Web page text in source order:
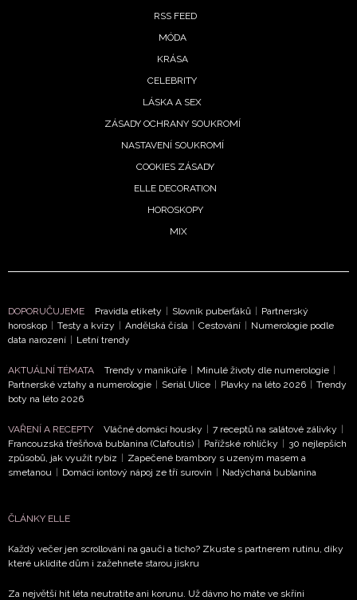
RSS FEED
MÓDA
KRÁSA
CELEBRITY
LÁSKA A SEX
ZÁSADY OCHRANY SOUKROMÍ
NASTAVENÍ SOUKROMÍ
COOKIES ZÁSADY
ELLE DECORATION
HOROSKOPY
MIX
DOPORUČUJEME Pravidla etikety | Slovník puberťáků | Partnerský
horoskop | Testy a kvízy | Andělská čísla | Cestování | Numerologie podle
data narození | Letní trendy
AKTUÁLNÍ TÉMATA Trendy v manikúře | Minulé životy dle numerologie |
Partnerské vztahy a numerologie | Seriál Ulice | Plavky na léto 2026 | Trendy
boty na léto 2026
VAŘENÍ A RECEPTY Vláčné domácí housky | 7 receptů na salátové zálivky |
Francouzská třešňová bublanina (Clafoutis) | Pařížské rohlíčky | 30 nejlepších
způsobů, jak využít rybíz | Zapečené brambory s uzeným masem a
smetanou | Domácí iontový nápoj ze tří surovin | Nadýchaná bublanina
ČLÁNKY ELLE
Každý večer jen scrollování na gauči a ticho? Zkuste s partnerem rutinu, díky
které uklidíte dům i zažehnete starou jiskru
Za největší hit léta neutratíte ani korunu. Už dávno ho máte ve skříni